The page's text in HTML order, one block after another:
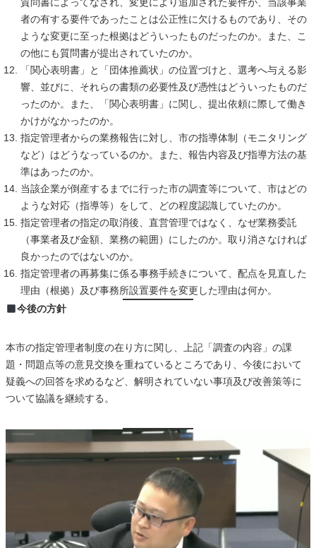
質問書によってなされ、変更により追加された要件が、当該事業
者の有する要件であったことは公正性に欠けるものであり、その
ような変更に至った根拠はどういったものだったのか。また、こ
の他にも質問書が提出されていたのか。
「関心表明書」と「団体推薦状」の位置づけと、選考へ与える影
響、並びに、それらの書類の必要性及び憑性はどういったものだ
ったのか。また、「関心表明書」に関し、提出依頼に際して働き
かけがなかったのか。
指定管理者からの業務報告に対し、市の指導体制（モニタリング
など）はどうなっているのか。また、報告内容及び指導方法の基
準はあったのか。
当該企業が倒産するまでに行った市の調査等について、市はどの
ような対応（指導等）をして、どの程度認識していたのか。
指定管理者の指定の取消後、直営管理ではなく、なぜ業務委託
（事業者及び金額、業務の範囲）にしたのか。取り消さなければ
良かったのではないのか。
指定管理者の再募集に係る事務手続きについて、配点を見直した
理由（根拠）及び事務所設置要件を変更した理由は何か。
今後の方針
本市の指定管理者制度の在り方に関し、上記「調査の内容」の課
題・問題点等の意見交換を重ねているところであり、今後において
疑義への回答を求めるなど、解明されていない事項及び改善策等に
ついて協議を継続する。